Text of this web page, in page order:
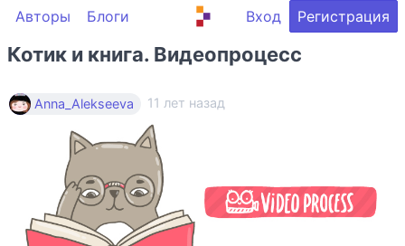
Авторы Блоги Вход Регистрация
Котик и книга. Видеопроцесс
Anna_Alekseeva 11 лет назад